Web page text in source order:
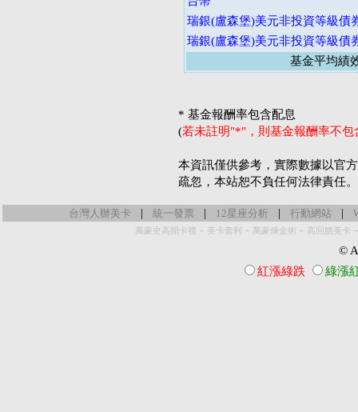
瑞銀(盧森堡)美元非投資等級債
瑞銀(盧森堡)美元非投資等級債
基金平均績
* 基金報酬率包含配息
(若未註明"*"，則基金報酬率不
本資訊僅供參考，實際數據以官
疏忽，本站恕不負任何法律責任。
台灣人辦美卡 | 統一發票 | 12星座分析 | 行動網站 |
萬豪史高開卡禮 - 美卡套利 - 萬豪煉金術 - 高回饋美卡
©
紅漲綠跌
綠漲